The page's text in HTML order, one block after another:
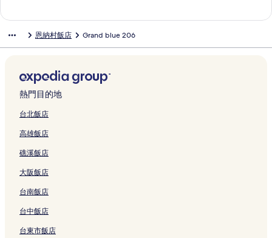
i
c
i
a
l
o
S
p
r
i
g
u
u
結
連
結
a
的
連
結
w
連
結
c
B
a
y
的
結
l
n
n
a
1
連
s
t
E
x
e
O
n
a
的
連
a
S
p
a
&
e
o
r
t
的
結
s
t
的
連
結
S
m
a
r
i
a
e
s
o
r
的
結
O
k
a
w
a
的
結
O
N
A
W
A
連
O
n
b
y
S
u
s
t
A
v
e
u
的
t
e
n
t
a
M
n
z
a
B
a
h
W
N
N
A
S
N
連
結
c
e
s
o
r
O
i
n
a
w
的
結
o
i
n
a
w
V
l
l
a
O
n
2
K
i
y
u
s
i
e
a
c
h
e
o
i
w
a
S
e
a
a
k
i
b
H
s
e
e
H
o
t
l
R
e
s
o
t
連
恩納村飯店 Grand blue 206
熱門目的地
台北飯店
高雄飯店
礁溪飯店
大阪飯店
台南飯店
台中飯店
台東市飯店